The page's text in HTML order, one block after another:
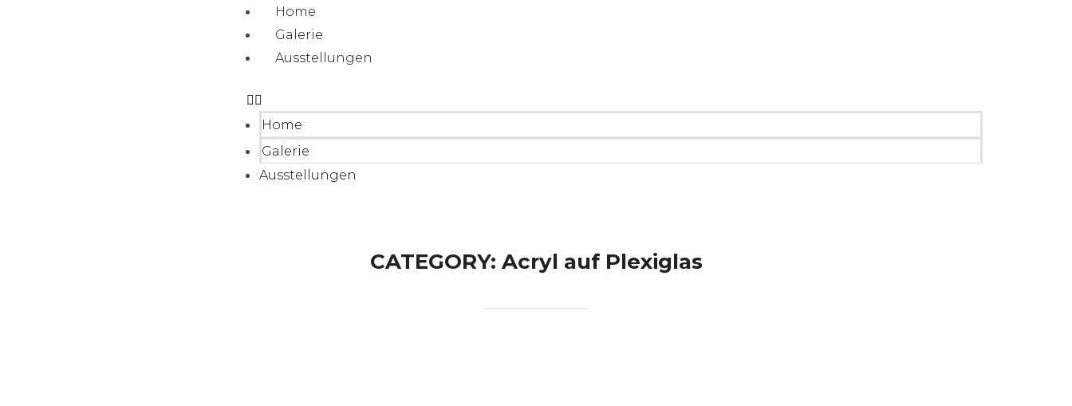
Home
Galerie
Ausstellungen
Home
Galerie
Ausstellungen
CATEGORY: Acryl auf Plexiglas